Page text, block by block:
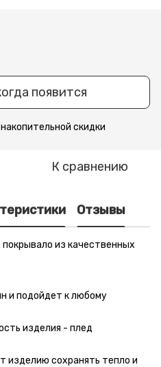
появится
скидки
К сравнению
Отзывы
из качественных
и подойдет к любому
изделия - плед
изделию сохранять тепло и